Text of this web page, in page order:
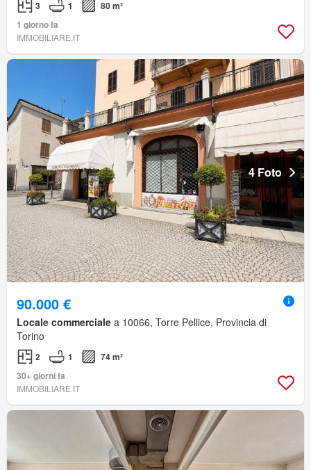
3 1
80 m²
1 giorno fa
IMMOBILIARE.IT
4 Foto
90.000 €
Locale commerciale a 10066, Torre Pellice, Provincia di
Torino
2 1
74 m²
30+ giorni fa
IMMOBILIARE.IT